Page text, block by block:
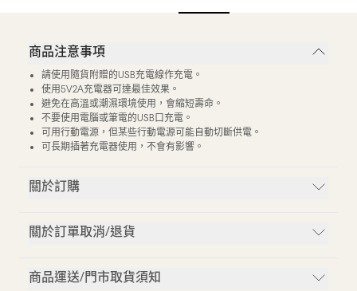
商品注意事項
請使用隨貨附贈的USB充電線作充電。
使用5V2A充電器可達最佳效果。
避免在高溫或潮濕環境使用，會縮短壽命。
不要使用電腦或筆電的USB口充電。
可用行動電源，但某些行動電源可能自動切斷供電。
可長期插著充電器使用，不會有影響。
關於訂購
關於訂單取消/退貨
商品運送/門市取貨須知